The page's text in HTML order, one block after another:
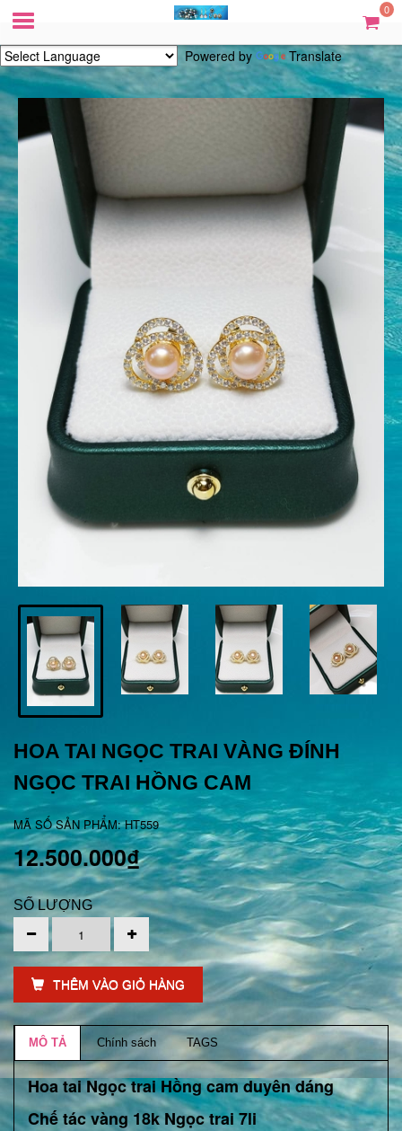
0
Powered by Translate
HOA TAI NGỌC TRAI VÀNG ĐÍNH
NGỌC TRAI HỒNG CAM
MÃ SỐ SẢN PHẨM: HT559
12.500.000₫
SỐ LƯỢNG
THÊM VÀO GIỎ HÀNG
MÔ TẢ Chính sách TAGS
Hoa tai Ngọc trai Hồng cam duyên dáng
Chế tác vàng 18k Ngọc trai 7li